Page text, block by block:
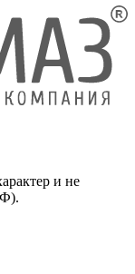
и не